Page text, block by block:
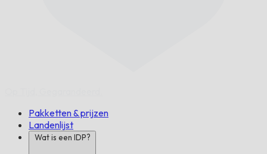
Pakketten & prijzen
Landenlijst
Wat is een IDP?